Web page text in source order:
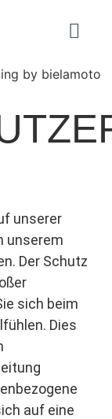
unserer
unserem
Der Schutz
sich beim
Dies
auf eine